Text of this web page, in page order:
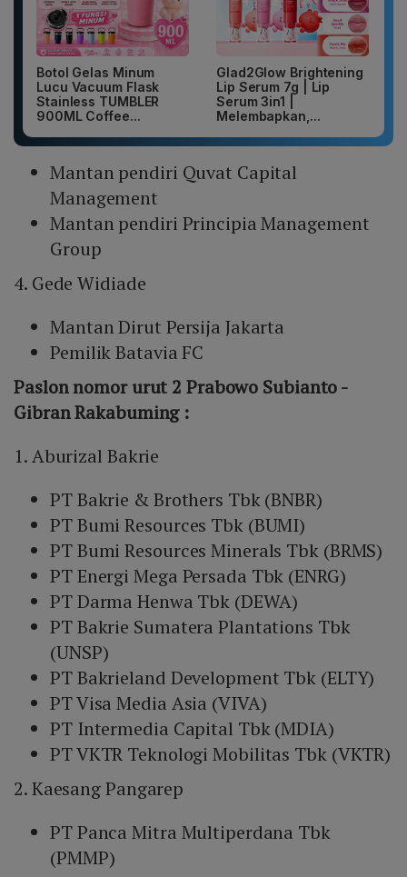
Botol Gelas Minum
Lucu Vacuum Flask
Stainless TUMBLER
900ML Coffee...
Glad2Glow Brightening
Lip Serum 7g | Lip
Serum 3in1 |
Melembapkan,...
Mantan pendiri Quvat Capital
Management
Mantan pendiri Principia Management
Group
4. Gede Widiade
Mantan Dirut Persija Jakarta
Pemilik Batavia FC
Paslon nomor urut 2 Prabowo Subianto -
Gibran Rakabuming :
1. Aburizal Bakrie
PT Bakrie & Brothers Tbk (BNBR)
PT Bumi Resources Tbk (BUMI)
PT Bumi Resources Minerals Tbk (BRMS)
PT Energi Mega Persada Tbk (ENRG)
PT Darma Henwa Tbk (DEWA)
PT Bakrie Sumatera Plantations Tbk
(UNSP)
PT Bakrieland Development Tbk (ELTY)
PT Visa Media Asia (VIVA)
PT Intermedia Capital Tbk (MDIA)
PT VKTR Teknologi Mobilitas Tbk (VKTR)
2. Kaesang Pangarep
PT Panca Mitra Multiperdana Tbk
(PMMP)